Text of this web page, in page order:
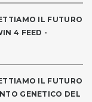
IL FUTURO
4 FEED -
IL FUTURO
GENETICO DEL